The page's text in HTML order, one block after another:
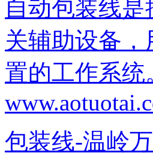
自动包装线
关辅助设备
置的工作系
包装线-温岭